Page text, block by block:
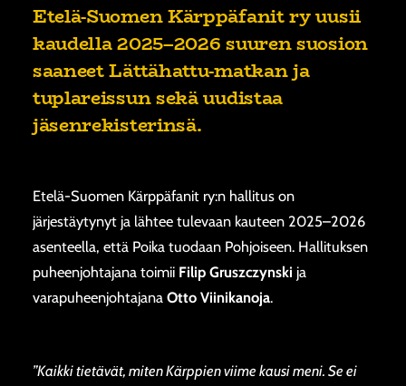
Etelä-Suomen Kärppäfanit ry uusii
kaudella 2025–2026 suuren suosion
saaneet Lättähattu-matkan ja
tuplareissun sekä uudistaa
jäsenrekisterinsä.
Etelä-Suomen Kärppäfanit ry:n hallitus on
järjestäytynyt ja lähtee tulevaan kauteen 2025–2026
asenteella, että Poika tuodaan Pohjoiseen. Hallituksen
puheenjohtajana toimii Filip Gruszczynski ja
varapuheenjohtajana Otto Viinikanoja.
”Kaikki tietävät, miten Kärppien viime kausi meni. Se ei